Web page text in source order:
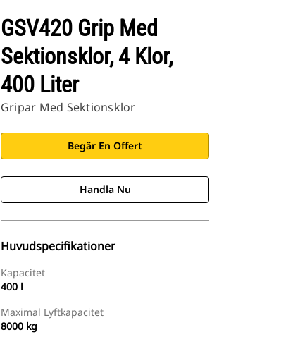
GSV420 Grip Med
Sektionsklor, 4 Klor,
400 Liter
Gripar Med Sektionsklor
Begär En Offert
Handla Nu
Huvudspecifikationer
Kapacitet
400 l
Maximal Lyftkapacitet
8000 kg